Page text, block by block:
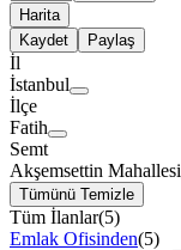
Harita
Kaydet
Paylaş
İl
İstanbul
İlçe
Fatih
Semt
Akşemsettin Mahallesi
Tümünü Temizle
Tüm İlanlar(5)
Emlak Ofisinden(5)